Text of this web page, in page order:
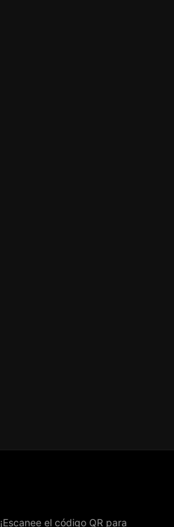
¡Escanee el código QR para